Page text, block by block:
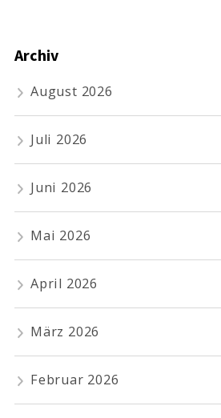
Archiv
August 2026
Juli 2026
Juni 2026
Mai 2026
April 2026
März 2026
Februar 2026